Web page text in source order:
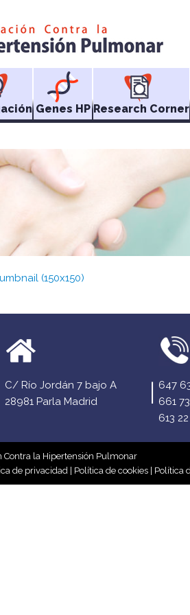
Genes HP Research Corner
(150x150)
C/ Río Jordán 7 bajo A
28981 Parla Madrid
647
661
613
la Hipertensión Pulmonar
de privacidad Política de cookies Política